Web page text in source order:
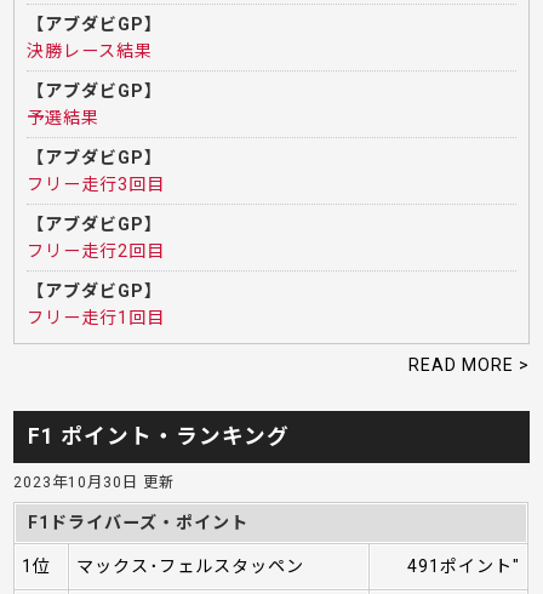
【アブダビGP】
決勝レース結果
【アブダビGP】
予選結果
【アブダビGP】
フリー走行3回目
【アブダビGP】
フリー走行2回目
【アブダビGP】
フリー走行1回目
READ MORE >
F1 ポイント・ランキング
2023年10月30日 更新
F1ドライバーズ・ポイント
1位 マックス･フェルスタッペン 491ポイント"